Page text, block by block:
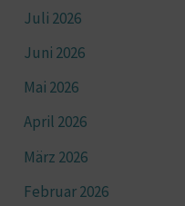
Juli 2026
Juni 2026
Mai 2026
April 2026
März 2026
Februar 2026